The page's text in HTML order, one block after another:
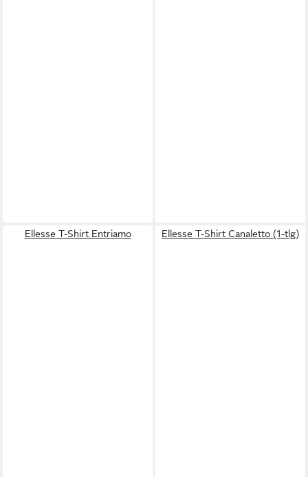
Ellesse T-Shirt Entriamo Ellesse T-Shirt Canaletto (1-tlg)